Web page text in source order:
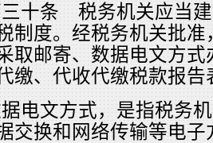
十条 税务机关应当
制度。经税务机关批
取邮寄、数据电文方
缴、代收代缴税款报告
电文方式，是指税务
交换和网络传输等电子